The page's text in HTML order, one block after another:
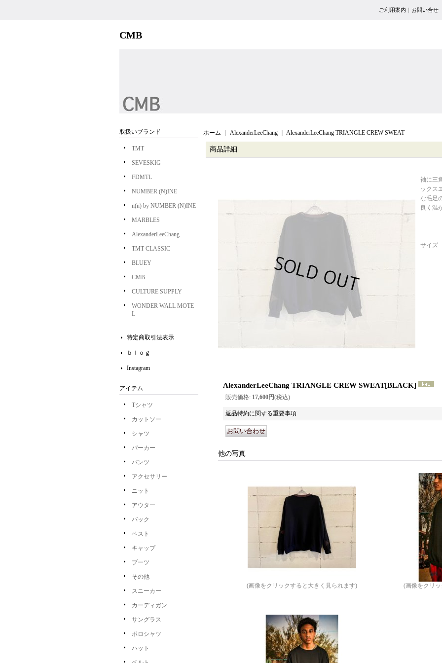
CMB
ご利用案内 ｜ お問い合せ
取扱いブランド
TMT
SEVESKIG
FDMTL
NUMBER (N)INE
n(n) by NUMBER (N)INE
MARBLES
AlexanderLeeChang
TMT CLASSIC
BLUEY
CMB
CULTURE SUPPLY
WONDER WALL MOTE
L
特定商取引法表示
ｂｌｏｇ
Instagram
アイテム
Tシャツ
カットソー
シャツ
パーカー
パンツ
アクセサリー
ニット
アウター
バック
ベスト
キャップ
ブーツ
その他
スニーカー
カーディガン
サングラス
ポロシャツ
ハット
ホーム AlexanderLeeChang AlexanderLeeChang TRIANGLE CREW SWEAT
商品詳細
袖に三
ックス
な毛足
良く温
サイ
AlexanderLeeChang TRIANGLE CREW SWEAT[BLACK]
販売価格: 17,600円(税込)
返品特約に関する重要事項
他の写真
(画像をクリックすると大きく見られます) (画像をクリ